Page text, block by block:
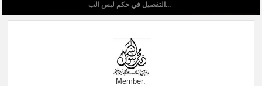
التفصيل في حكم لبس الب...
Member: